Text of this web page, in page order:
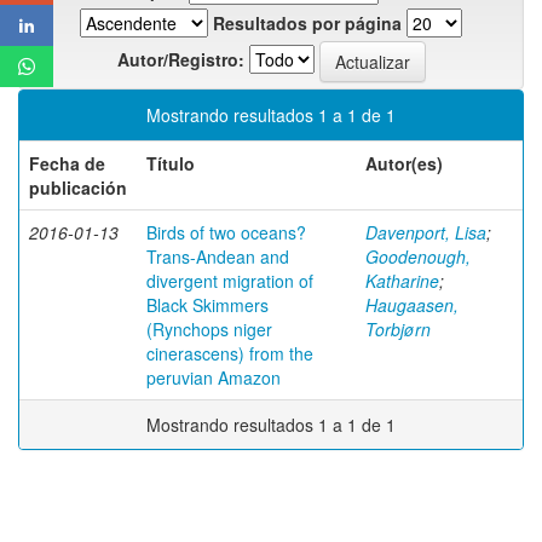
Resultados por página
Autor/Registro:
Mostrando resultados 1 a 1 de 1
Fecha de
publicación
Título Autor(es)
2016-01-13
Birds of two oceans?
Trans-Andean and
divergent migration of
Black Skimmers
(Rynchops niger
cinerascens) from the
peruvian Amazon
Davenport, Lisa;
Goodenough,
Katharine;
Haugaasen,
Torbjørn
Mostrando resultados 1 a 1 de 1